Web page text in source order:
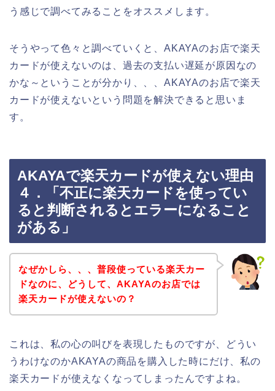
う感じで調べてみることをオススメします。
そうやって色々と調べていくと、AKAYAのお店で楽天
カードが使えないのは、過去の支払い遅延が原因なの
かな～ということが分かり、、、AKAYAのお店で楽天
カードが使えないという問題を解決できると思いま
す。
AKAYAで楽天カードが使えない理由
４．「不正に楽天カードを使ってい
ると判断されるとエラーになること
がある」
なぜかしら、、、普段使っている楽天カー
ドなのに、どうして、AKAYAのお店では
楽天カードが使えないの？
これは、私の心の叫びを表現したものですが、どうい
うわけなのかAKAYAの商品を購入した時にだけ、私の
楽天カードが使えなくなってしまったんですよね。